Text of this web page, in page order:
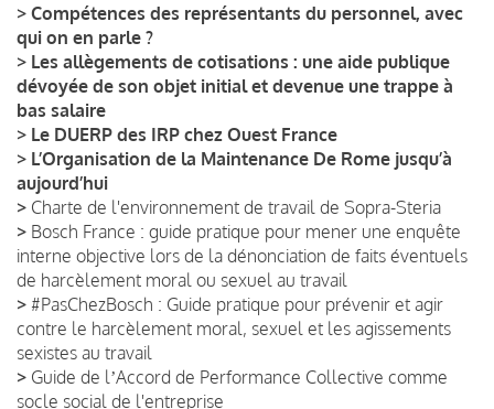
> Compétences des représentants du personnel, avec
qui on en parle ?
> Les allègements de cotisations : une aide publique
dévoyée de son objet initial et devenue une trappe à
bas salaire
> Le DUERP des IRP chez Ouest France
> L’Organisation de la Maintenance De Rome jusqu’à
aujourd’hui
> Charte de l'environnement de travail de Sopra-Steria
> Bosch France : guide pratique pour mener une enquête
interne objective lors de la dénonciation de faits éventuels
de harcèlement moral ou sexuel au travail
> #PasChezBosch : Guide pratique pour prévenir et agir
contre le harcèlement moral, sexuel et les agissements
sexistes au travail
> Guide de lʼAccord de Performance Collective comme
socle social de l'entreprise